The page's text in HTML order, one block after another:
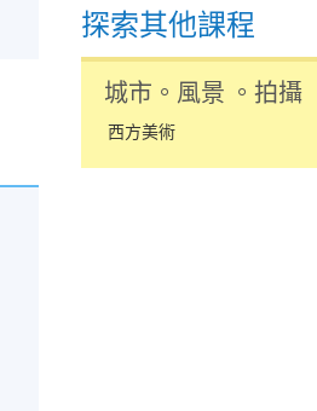
探索其他課程
城市。風景 。拍攝
西方美術